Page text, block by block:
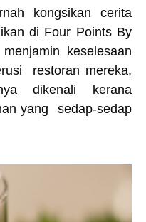
kongsikan cerita
di Four Points By
keselesaan
restoran mereka,
dikenali kerana
yang sedap-sedap